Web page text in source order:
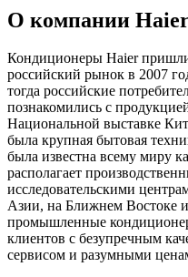
О компании
Кондиционеры Haier
российский рынок в 2007
тогда российские
познакомились с
Национальной выставке
была крупная бытовая
была известна всему миру
располагает
исследовательскими
Азии, на Ближнем Востоке
промышленные
клиентов с безупречным
сервисом и разумными